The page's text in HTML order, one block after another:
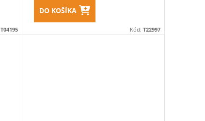
T04195
DO KOŠÍKA
Kód: T22997